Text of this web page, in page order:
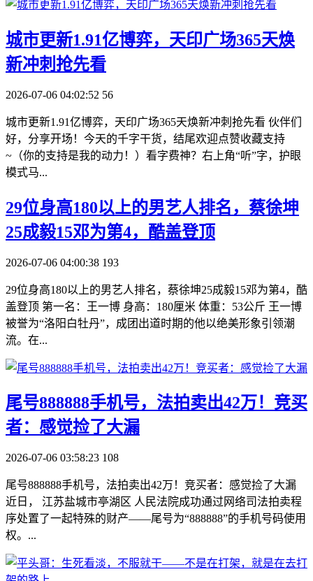
​城市更新1.91亿博弈，天印广场365天焕
新冲刺抢先看
2026-07-06 04:02:52 56
城市更新1.91亿博弈，天印广场365天焕新冲刺抢先看 伙伴们
好，分享开场！今天的千字干货，结尾欢迎点赞收藏支持
~（你的支持是我的动力！）看字费神？右上角“听”字，护眼
模式马...
​29位身高180以上的男艺人排名，蔡徐坤
25成毅15邓为第4，酷盖登顶
2026-07-06 04:00:38 193
29位身高180以上的男艺人排名，蔡徐坤25成毅15邓为第4，酷
盖登顶 第一名：王一博 身高：180厘米 体重：53公斤 王一博
被誉为“洛阳白牡丹”，成团出道时期的他以绝美形象引领潮
流。在...
​尾号888888手机号，法拍卖出42万！竞买
者：感觉捡了大漏
2026-07-06 03:58:23 108
尾号888888手机号，法拍卖出42万！竞买者：感觉捡了大漏
近日， 江苏盐城市亭湖区 人民法院成功通过网络司法拍卖程
序处置了一起特殊的财产——尾号为“888888”的手机号码使用
权。...